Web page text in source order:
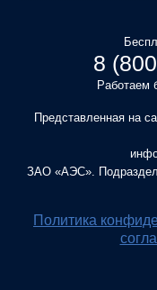
8
Работаем
Представленная на
ЗАО «АЭС».
Политика